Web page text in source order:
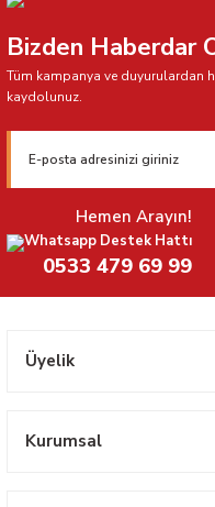
Bizden Haberdar
Tüm kampanya ve duyurulardan
kaydolunuz.
Hemen Arayın!
Whatsapp Destek Hattı
0533 479 69 99
Üyelik
Kurumsal